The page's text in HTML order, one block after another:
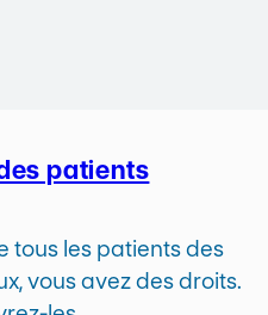
patients
tous les patients des
vous avez des droits.